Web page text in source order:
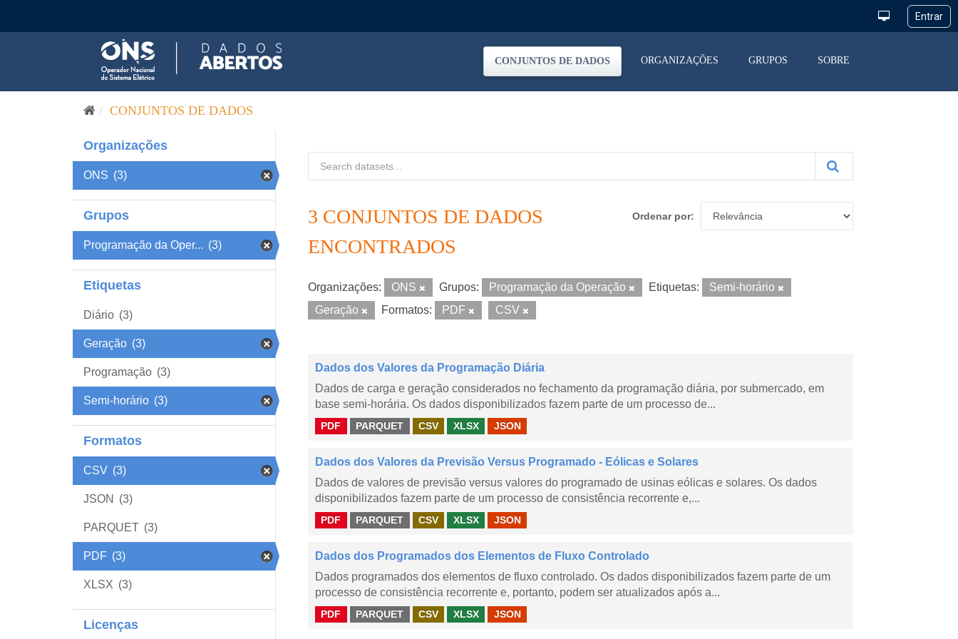
CONJUNTOS DE DADOS ORGANIZAÇÕES GRUPOS SOBRE
CONJUNTOS DE DADOS
Organizações
ONS (3)
Grupos
Programação da Oper... (3)
Etiquetas
Diário (3)
Geração (3)
Programação (3)
Semi-horário (3)
Formatos
CSV (3)
JSON (3)
PARQUET (3)
PDF (3)
XLSX (3)
Licenças
Ordenar por
3 CONJUNTOS DE DADOS
ENCONTRADOS
Organizações: ONS Grupos: Programação da Operação Etiquetas:
Semi-horário
Geração
Formatos: PDF CSV
Dados dos Valores da Programação Diária
Dados de carga e geração considerados no fechamento da programação diária, por submercado, em
base semi-horária. Os dados disponibilizados fazem parte de um processo de...
PDF PARQUET CSV XLSX JSON
Dados dos Valores da Previsão Versus Programado - Eólicas e Solares
Dados de valores de previsão versus valores do programado de usinas eólicas e solares. Os dados
disponibilizados fazem parte de um processo de consistência recorrente e,...
PDF PARQUET CSV XLSX JSON
Dados dos Programados dos Elementos de Fluxo Controlado
Dados programados dos elementos de fluxo controlado. Os dados disponibilizados fazem parte de um
processo de consistência recorrente e, portanto, podem ser atualizados após a...
PDF PARQUET CSV XLSX JSON